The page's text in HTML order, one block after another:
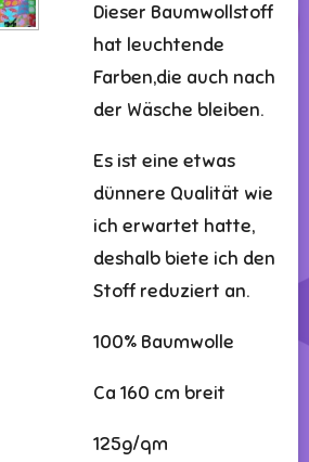
Dieser Baumwollstoff
hat leuchtende
Farben,die auch nach
der Wäsche bleiben.
Es ist eine etwas
dünnere Qualität wie
ich erwartet hatte,
deshalb biete ich den
Stoff reduziert an.
100% Baumwolle
Ca 160 cm breit
125g/qm